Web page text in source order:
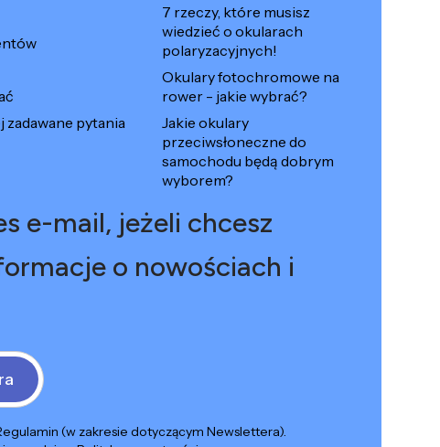
zadawane pytania
7 rzeczy, które musisz
wiedzieć o okularach
polaryzacyjnych!
Okulary fotochromowe na
rower - jakie wybrać?
Jakie okulary
przeciwsłoneczne do
samochodu będą dobrym
wyborem?
e-mail, jeżeli chcesz
o nowościach i
(w zakresie dotyczącym Newslettera).